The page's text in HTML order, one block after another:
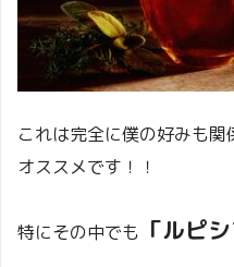
これは完全に僕の好みも
オススメです！！
特にその中でも 「ルピ